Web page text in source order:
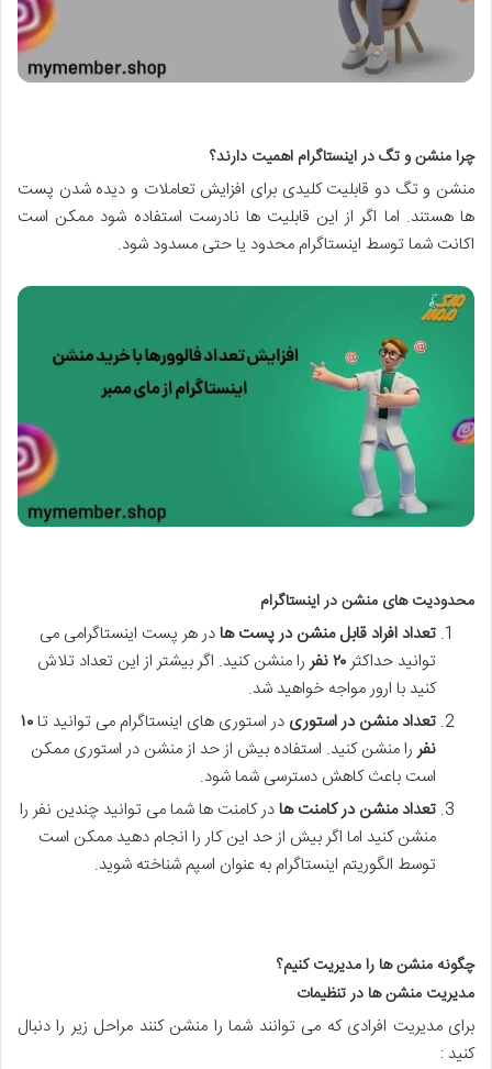
چرا منشن و تگ در اینستاگرام اهمیت دارند؟
منشن و تگ دو قابلیت کلیدی برای افزایش تعاملات و دیده شدن پست
ها هستند. اما اگر از این قابلیت ها نادرست استفاده شود ممکن است
اکانت شما توسط اینستاگرام محدود یا حتی مسدود شود.
محدودیت های منشن در اینستاگرام
تعداد افراد قابل منشن در پست هادر هر پست اینستاگرامی می
توانید حداکثر ۲۰نفر را منشن کنید. اگر بیشتر از این تعداد تلاش
کنید با ارور مواجه خواهید شد.
تعداد منشن در استوری در استوری های اینستاگرام می توانید تا۱۰
نفر را منشن کنید. استفاده بیش از حد از منشن در استوری ممکن
است باعث کاهش دسترسی شما شود.
تعداد منشن در کامنت هادر کامنت ها شما می توانید چندین نفر را
منشن کنید اما اگر بیش از حد این کار را انجام دهید ممکن است
توسط الگوریتم اینستاگرام به عنوان اسپم شناخته شوید.
چگونه منشن ها را مدیریت کنیم؟
مدیریت منشن ها در تنظیمات
برای مدیریت افرادی که می توانند شما را منشن کنند مراحل زیر را دنبال
کنید :